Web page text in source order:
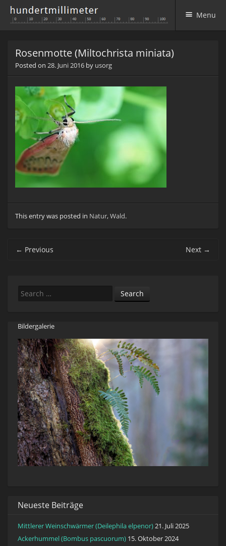
Menu
Rosenmotte (Miltochrista miniata)
Posted on 28. Juni 2016 by usorg
This entry was posted in Natur,Wald.
Post navigation
← Previous Next →
Search
Bildergalerie
Neueste Beiträge
Mittlerer Weinschwärmer (Deilephila elpenor)21. Juli 2025
Ackerhummel (Bombus pascuorum) 15. Oktober 2024